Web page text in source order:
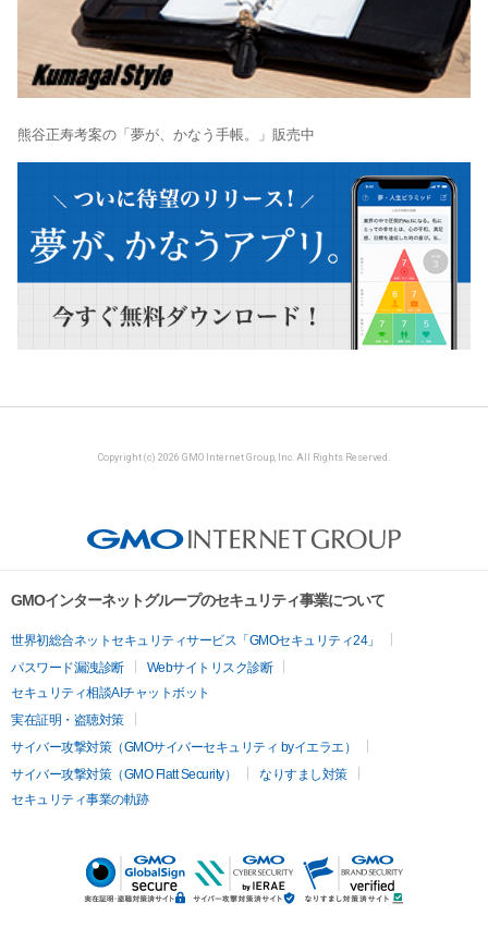
熊谷正寿考案の「夢が、かなう手帳。」販売中
Copyright (c) 2026 GMO Internet Group, Inc. All Rights Reserved.
GMOインターネットグループのセキュリティ事業について
世界初総合ネットセキュリティサービス「GMOセキュリティ24」
パスワード漏洩診断
Webサイトリスク診断
セキュリティ相談AIチャットボット
実在証明・盗聴対策
サイバー攻撃対策（GMOサイバーセキュリティ byイエラエ）
サイバー攻撃対策（GMO Flatt Security）
なりすまし対策
セキュリティ事業の軌跡